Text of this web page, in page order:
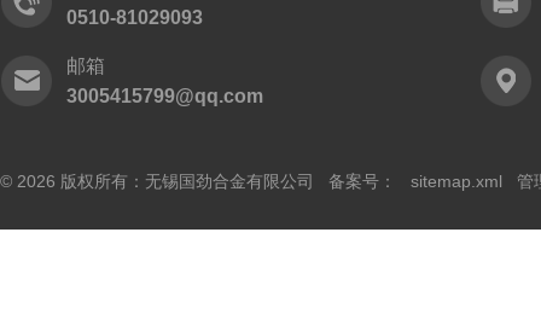
0510-81029093
邮箱
3005415799@qq.com
© 2026 版权所有：无锡国劲合金有限公司 备案号： sitemap.xml 管